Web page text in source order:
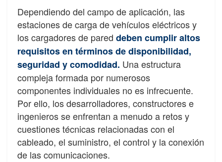
Dependiendo del campo de aplicación, las
estaciones de carga de vehículos eléctricos y
los cargadores de pared deben cumplir altos
requisitos en términos de disponibilidad,
seguridad y comodidad. Una estructura
compleja formada por numerosos
componentes individuales no es infrecuente.
Por ello, los desarrolladores, constructores e
ingenieros se enfrentan a menudo a retos y
cuestiones técnicas relacionadas con el
cableado, el suministro, el control y la conexión
de las comunicaciones.